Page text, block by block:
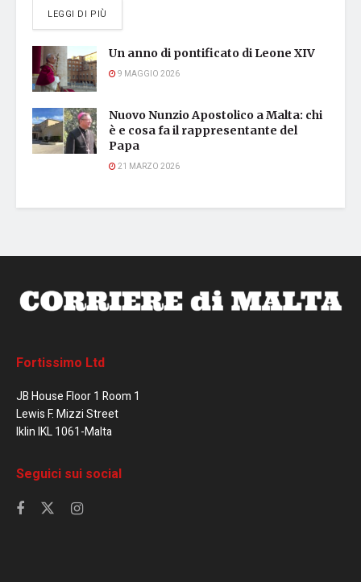
LEGGI DI PIÙ
Un anno di pontificato di Leone XIV
9 MAGGIO 2026
Nuovo Nunzio Apostolico a Malta: chi
è e cosa fa il rappresentante del
Papa
21 MARZO 2026
Fortissimo Ltd
JB House Floor 1 Room 1
Lewis F. Mizzi Street
Iklin IKL 1061-Malta
Seguici sui social